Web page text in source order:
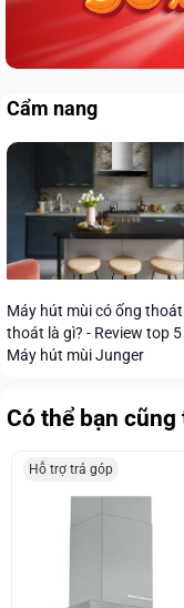
Cẩm nang
Máy hút mùi có ống
thoát là gì? - Review top 5
Máy hút mùi Junger
Có thể bạn cũng
Hỗ trợ trả góp